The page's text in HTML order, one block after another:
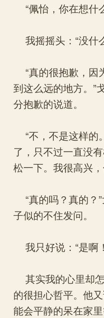
“佩怡，你在想什
我摇摇头：“没什
“真的很抱歉，因
到这么远的地方。”
分抱歉的说道。
“不，不是这样的
了，只不过一直没
松一下。我很高兴
“真的吗？真的？
子似的不住发问。
我只好说：“是啊
其实我的心里却
的很担心哲平。他
能会平静的呆在家